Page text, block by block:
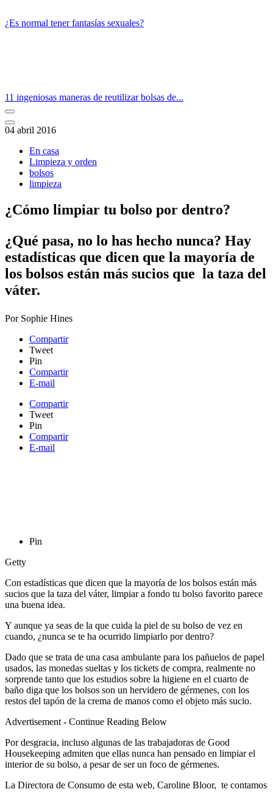
¿Es normal tener fantasías sexuales?
11 ingeniosas maneras de reutilizar bolsas de...
04 abril 2016
En casa
Limpieza y orden
bolsos
limpieza
¿Cómo limpiar tu bolso por dentro?
¿Qué pasa, no lo has hecho nunca? Hay
estadísticas que dicen que la mayoría de
los bolsos están más sucios que la taza del
váter.
Por Sophie Hines
Compartir
Tweet
Pin
Compartir
E-mail
Compartir
Tweet
Pin
Compartir
E-mail
Pin
Getty
Con estadísticas que dicen que la mayoría de los bolsos están más
sucios que la taza del váter, limpiar a fondo tu bolso favorito parece
una buena idea.
Y aunque ya seas de la que cuida la piel de su bolso de vez en
cuando, ¿nunca se te ha ocurrido limpiarlo por dentro?
Dado que se trata de una casa ambulante para los pañuelos de papel
usados, las monedas sueltas y los tickets de compra, realmente no
sorprende tanto que los estudios sobre la higiene en el cuarto de
baño diga que los bolsos son un hervidero de gérmenes, con los
restos del tapón de la crema de manos como el objeto más sucio.
Advertisement - Continue Reading Below
Por desgracia, incluso algunas de las trabajadoras de Good
Housekeeping admiten que ellas nunca han pensado en limpiar el
interior de su bolso, a pesar de ser un foco de gérmenes.
La Directora de Consumo de esta web, Caroline Bloor, te contamos